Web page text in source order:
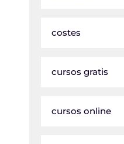
costes
cursos gratis
cursos online